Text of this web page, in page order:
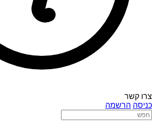
צרו קשר
כניסה הרשמה